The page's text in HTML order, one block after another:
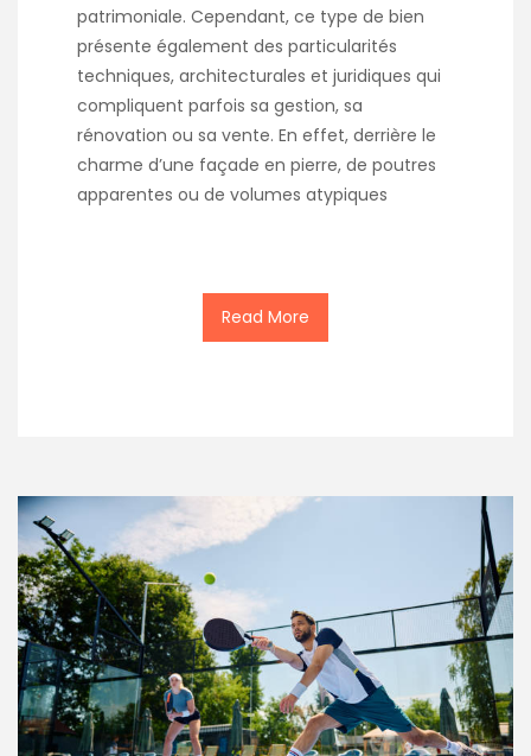
patrimoniale. Cependant, ce type de bien
présente également des particularités
techniques, architecturales et juridiques qui
compliquent parfois sa gestion, sa
rénovation ou sa vente. En effet, derrière le
charme d’une façade en pierre, de poutres
apparentes ou de volumes atypiques
Read More